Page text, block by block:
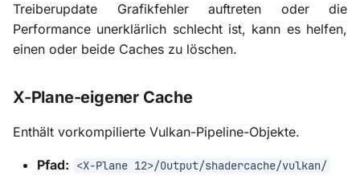
Treiberupdate Grafikfehler auftreten oder die
Performance unerklärlich schlecht ist, kann es helfen,
einen oder beide Caches zu löschen.
X-Plane-eigener Cache
Enthält vorkompilierte Vulkan-Pipeline-Objekte.
Pfad: <X-Plane 12>/Output/shadercache/vulkan/